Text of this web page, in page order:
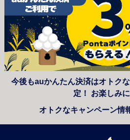
今後もauかんたん決済はオトク
定！ お楽しみに
オトクなキャンペーン情